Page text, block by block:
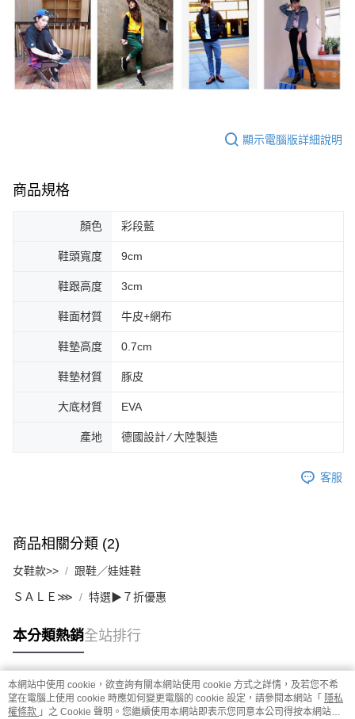
顯示電腦版詳細說明
商品規格
顏色 彩段藍
鞋頭寬度 9cm
鞋跟高度 3cm
鞋面材質 牛皮+網布
鞋墊高度 0.7cm
鞋墊材質 豚皮
大底材質 EVA
產地 德國設計 ∕ 大陸製造
客服
商品相關分類 (2)
女鞋款>> 跟鞋／娃娃鞋
ＳＡＬＥ⋙ 特選▶７折優惠
本分類熱銷全站排行
熱門標籤
本網站中使用 cookie，欲查詢有關本網站使用 cookie 方式之詳情，及若您不希
望在電腦上使用 cookie 時應如何變更電腦的 cookie 設定，請參閱本網站「 隱私
權條款 」之 Cookie 聲明。您繼續使用本網站即表示您同意本公司得按本網站使